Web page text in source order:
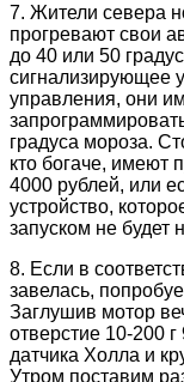
7. Жители севера
прогревают свои
до 40 или 50
сигнализирующее
управления, они
градуса мороза.
кто богаче, имеют
4000 рублей, или
устройство,
запуском не будет
8. Если в
завелась,
Заглушив мотор
отверстие 10-200
датчика Холла и
Утром поставим